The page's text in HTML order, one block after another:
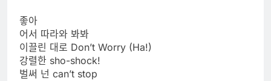
좋아
어서 따라와 봐봐
이끌린 대로 Don’t Worry (Ha!)
강렬한 sho-shock!
벌써 넌 can’t stop